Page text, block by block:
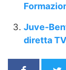
Juve-
diretta